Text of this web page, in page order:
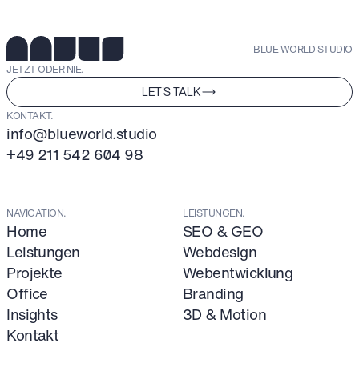
BLUE WORLD STUDIO
JETZT ODER NIE.
LET'S TALK
KONTAKT.
info@blueworld.studio
+49 211 542 604 98
NAVIGATION.
Home
Leistungen
Projekte
Office
Insights
Kontakt
LEISTUNGEN.
SEO & GEO
Webdesign
Webentwicklung
Branding
3D & Motion